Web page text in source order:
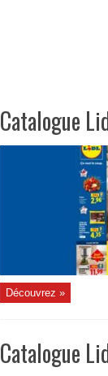
Catalogue
Découvrez »
Catalogue